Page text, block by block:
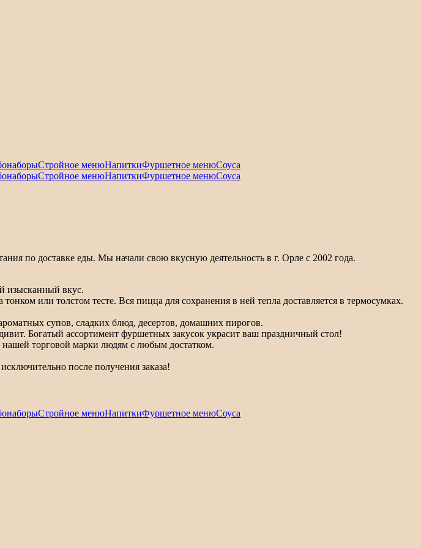
Стройное менюНапиткиФуршетное менюСоуса
Стройное менюНапиткиФуршетное менюСоуса
по доставке еды. Мы начали свою вкусную деятельность в г. Орле с 2002 года.
изысканный вкус.
или толстом тесте. Вся пицца для сохранения в ней тепла доставляется в термосумках.
супов, сладких блюд, десертов, домашних пирогов.
Богатый ассортимент фуршетных закусок украсит ваш праздничный стол!
нашей торговой марки людям с любым достатком.
после получения заказа!
Стройное менюНапиткиФуршетное менюСоуса